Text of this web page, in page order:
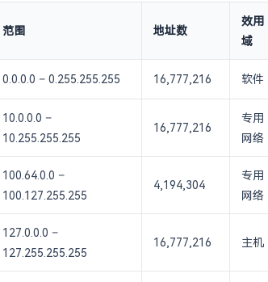
范围 地址数
效用
域
0.0.0.0 – 0.255.255.255 16,777,216 软件
10.0.0.0 –
10.255.255.255
16,777,216
专用
网络
100.64.0.0 –
100.127.255.255
4,194,304
专用
网络
127.0.0.0 –
127.255.255.255
16,777,216 主机